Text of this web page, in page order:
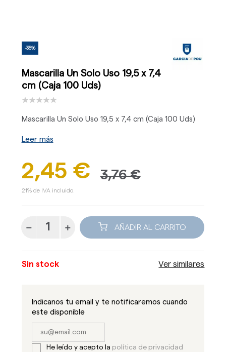
-35%
Mascarilla Un Solo Uso 19,5 x 7,4
cm (Caja 100 Uds)
Mascarilla Un Solo Uso 19,5 x 7,4 cm (Caja 100 Uds)
Leer más
2,45 € 3,76 €
21% de IVA incluido.
AÑADIR AL CARRITO
Sin stock Ver similares
Indicanos tu email y te notificaremos cuando
este disponible
He leído y acepto la política de privacidad